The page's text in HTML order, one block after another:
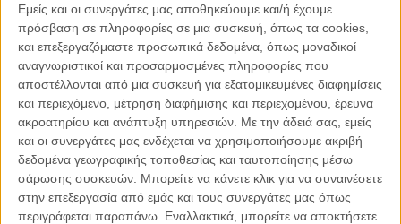
Εμείς και οι συνεργάτες μας αποθηκεύουμε και/ή έχουμε
πρόσβαση σε πληροφορίες σε μια συσκευή, όπως τα cookies,
και επεξεργαζόμαστε προσωπικά δεδομένα, όπως μοναδικοί
αναγνωριστικοί και προσαρμοσμένες πληροφορίες που
αποστέλλονται από μια συσκευή για εξατομικευμένες διαφημίσεις
και περιεχόμενο, μέτρηση διαφήμισης και περιεχομένου, έρευνα
ακροατηρίου και ανάπτυξη υπηρεσιών. Με την άδειά σας, εμείς
και οι συνεργάτες μας ενδέχεται να χρησιμοποιήσουμε ακριβή
δεδομένα γεωγραφικής τοποθεσίας και ταυτοποίησης μέσω
σάρωσης συσκευών. Μπορείτε να κάνετε κλικ για να συναινέσετε
στην επεξεργασία από εμάς και τους συνεργάτες μας όπως
περιγράφεται παραπάνω. Εναλλακτικά, μπορείτε να αποκτήσετε
Άρχισα, λοιπόν, να βγαίνω σιγά σιγά (θέλει χρόνο το σώμα κι
η ψυχή ώστε να επανέλθουν) από τα συντρίμμια .. μαθαίνω
να αγκαλιάζω τον εαυτό μου περισσότερο, παίρνω με το
μέρος μου τις αδυναμίες μου (όχι απέναντι), είναι οκ που δεν
έχω πάντα δίκιο, λέω ΚΑΙ όχι στις διαθέσεις των άλλων που
θέλουν να με ορίσουν, παραδέχομαι τα συναισθήματά μου
χωρίς φόβο και πάθος, έχω λιγότερο ενδιαφέρον για τα
μεγαλόπνοα σχέδια αλλά τρελή δίψα για το σήμερα, το
τώρα! Δεν ξέρω πώς να το χαρακτηρίσω όλο αυτό αλλά
είναι ΥΠΕΡΟΧΟ!! Και όσο πιστεύεις σε κάτι, ο,τιδήποτε, τόσο